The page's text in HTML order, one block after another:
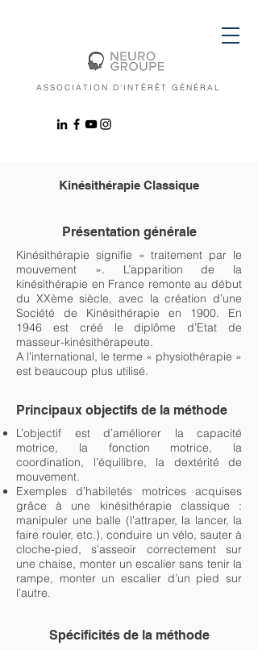
ASSOCIATION D'INTÉRÊT GÉNÉRAL
Kinésithérapie Classique
Présentation générale
Kinésithérapie signifie « traitement par le
mouvement ». L’apparition de la
kinésithérapie en France remonte au début
du XXème siècle, avec la création d’une
Société de Kinésithérapie en 1900. En
1946 est créé le diplôme d’Etat de
masseur-kinésithérapeute.
A l’international, le terme « physiothérapie »
est beaucoup plus utilisé.
Principaux objectifs de la méthode
L’objectif est d’améliorer la capacité
motrice, la fonction motrice, la
coordination, l’équilibre, la dextérité de
mouvement.
Exemples d’habiletés motrices acquises
grâce à une kinésithérapie classique :
manipuler une balle (l’attraper, la lancer, la
faire rouler, etc.), conduire un vélo, sauter à
cloche-pied, s'asseoir correctement sur
une chaise, monter un escalier sans tenir la
rampe, monter un escalier d’un pied sur
l’autre.
Spécificités de la méthode